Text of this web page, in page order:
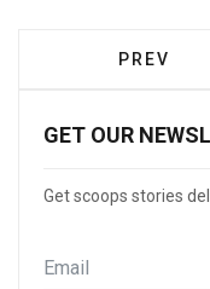
PREV
GET OUR
Get scoops stories
Email
*